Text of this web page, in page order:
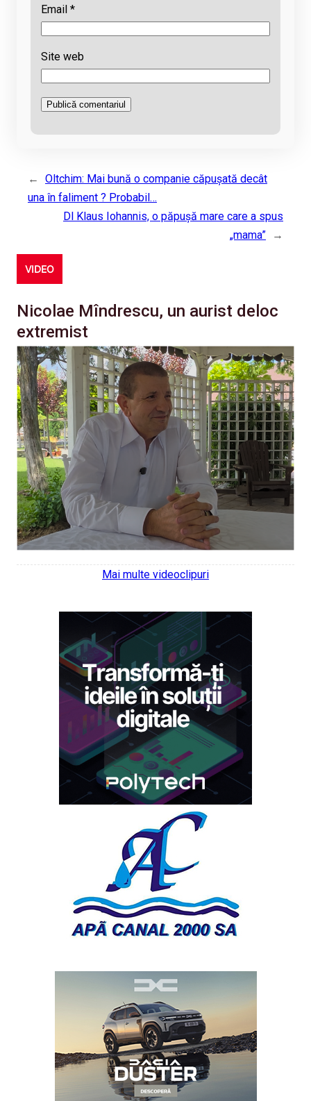
Email *
Site web
←
Oltchim: Mai bună o companie căpușată decât
una în faliment ? Probabil…
Dl Klaus Iohannis, o păpușă mare care a spus
„mama”
→
VIDEO
Nicolae Mîndrescu, un aurist deloc
extremist
Mai multe videoclipuri